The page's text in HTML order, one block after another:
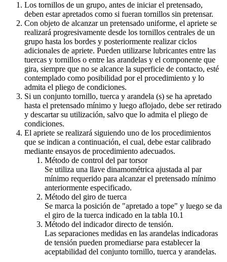
Los tornillos de un grupo, antes de iniciar el pretensado,
deben estar apretados como si fueran tornillos sin pretensar.
Con objeto de alcanzar un pretensado uniforme, el apriete se
realizará progresivamente desde los tornillos centrales de un
grupo hasta los bordes y posteriormente realizar ciclos
adicionales de apriete. Pueden utilizarse lubricantes entre las
tuercas y tornillos o entre las arandelas y el componente que
gira, siempre que no se alcance la superficie de contacto, esté
contemplado como posibilidad por el procedimiento y lo
admita el pliego de condiciones.
Si un conjunto tornillo, tuerca y arandela (s) se ha apretado
hasta el pretensado mínimo y luego aflojado, debe ser retirado
y descartar su utilización, salvo que lo admita el pliego de
condiciones.
El apriete se realizará siguiendo uno de los procedimientos
que se indican a continuación, el cual, debe estar calibrado
mediante ensayos de procedimiento adecuados.
Método de control del par torsor
Se utiliza una llave dinamométrica ajustada al par
mínimo requerido para alcanzar el pretensado mínimo
anteriormente especificado.
Método del giro de tuerca
Se marca la posición de "apretado a tope" y luego se da
el giro de la tuerca indicado en la tabla 10.1
Método del indicador directo de tensión.
Las separaciones medidas en las arandelas indicadoras
de tensión pueden promediarse para establecer la
aceptabilidad del conjunto tornillo, tuerca y arandelas.